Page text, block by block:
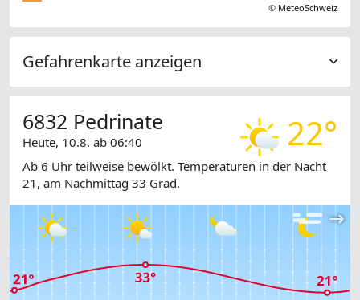
© MeteoSchweiz
Gefahrenkarte anzeigen
22°
6832 Pedrinate
Heute, 10.8. ab 06:40
Ab 6 Uhr teilweise bewölkt. Temperaturen in der Nacht
21, am Nachmittag 33 Grad.